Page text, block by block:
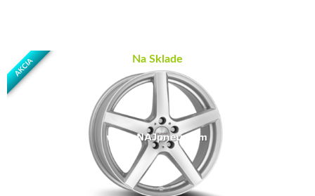
AKCIA Na Sklade